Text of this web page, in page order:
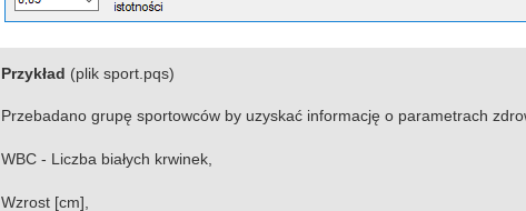
Przykład (plik sport.pqs)
Przebadano grupę sportowców by uzyskać informację o parametrach
WBC - Liczba białych krwinek,
Wzrost [cm],